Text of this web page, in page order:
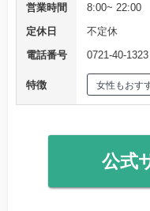
営業時間
8:00~ 22:00
定休日
不定休
電話番号
0721-40-1323
特徴 女性もおす
公式